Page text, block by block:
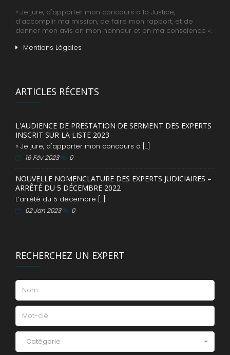
« Je jure, d'apporter mon concours à la Justice,
d'accomplir ma mission, de faire mon rapport, et de
donner mon avis en mon honneur et en ma conscience ».
Mentions Légales
ARTICLES RÉCENTS
L'AUDIENCE DE PRESTATION DE SERMENT DES EXPERTS
INSCRIT SUR LA LISTE 2023
« Je jure, d'apporter mon concours à [...]
16 Fév 2023 0
NOUVELLE NOMENCLATURE DES EXPERTS JUDICIAIRES –
ARRÊTÉ DU 5 DÉCEMBRE 2022
L’arrêté du 5 décembre [...]
02 Jan 2023 0
RECHERCHEZ UN EXPERT
Catégorie